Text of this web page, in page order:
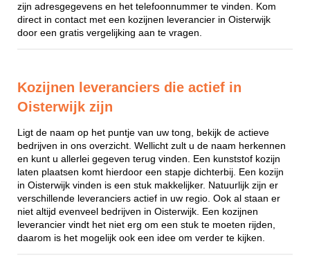
zijn adresgegevens en het telefoonnummer te vinden. Kom
direct in contact met een kozijnen leverancier in Oisterwijk
door een gratis vergelijking aan te vragen.
Kozijnen leveranciers die actief in
Oisterwijk zijn
Ligt de naam op het puntje van uw tong, bekijk de actieve
bedrijven in ons overzicht. Wellicht zult u de naam herkennen
en kunt u allerlei gegeven terug vinden. Een kunststof kozijn
laten plaatsen komt hierdoor een stapje dichterbij. Een kozijn
in Oisterwijk vinden is een stuk makkelijker. Natuurlijk zijn er
verschillende leveranciers actief in uw regio. Ook al staan er
niet altijd evenveel bedrijven in Oisterwijk. Een kozijnen
leverancier vindt het niet erg om een stuk te moeten rijden,
daarom is het mogelijk ook een idee om verder te kijken.